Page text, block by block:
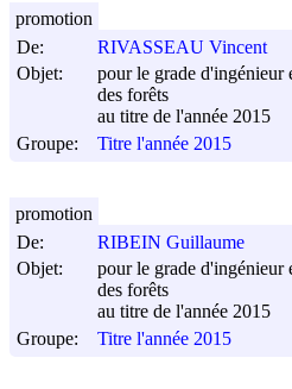
De:
RIVASSEAU Vincent
Objet:
pour le grade d'ingénieur
des forêts
au titre de l'année 2015
Groupe:
Titre l'année 2015
promotion
De:
RIBEIN Guillaume
Objet:
pour le grade d'ingénieur
des forêts
au titre de l'année 2015
Groupe:
Titre l'année 2015
promotion